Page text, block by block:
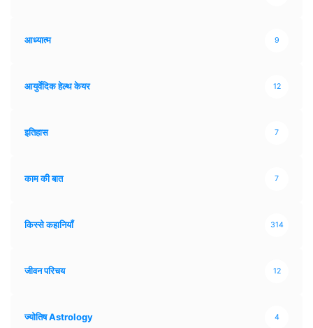
आध्यात्म 9
आयुर्वेदिक हेल्थ केयर 12
इतिहास 7
काम की बात 7
किस्से कहानियाँ 314
जीवन परिचय 12
ज्योतिष Astrology 4